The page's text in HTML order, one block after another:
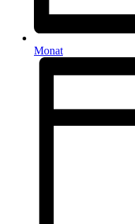
Monat